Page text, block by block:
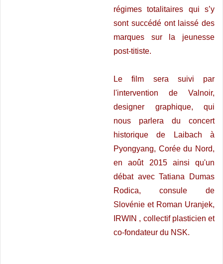
régimes totalitaires qui s’y
sont succédé ont laissé des
marques sur la jeunesse
post-titiste.
Le film sera suivi par
l'intervention de Valnoir,
designer graphique, qui
nous parlera du concert
historique de Laibach à
Pyongyang, Corée du Nord,
en août 2015 ainsi qu'un
débat avec Tatiana Dumas
Rodica, consule de
Slovénie et Roman Uranjek,
IRWIN , collectif plasticien et
co-fondateur du NSK.